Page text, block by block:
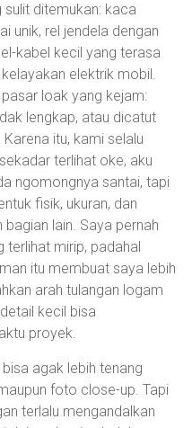
ditemukan: kaca
unik, rel jendela dengan
kabel kecil yang terasa
elektrik mobil.
loak yang kejam:
lengkap, atau dicatut
itu, kami selalu
terlihat oke, aku
ngomongnya santai, tapi
fisik, ukuran, dan
lain. Saya pernah
terlihat mirip, padahal
itu membuat saya lebih
arah tulangan logam
kecil bisa
proyek.
agak lebih tenang
foto close-up. Tapi
terlalu mengandalkan